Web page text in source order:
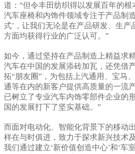
道：“但令丰田纺织得以发展百年的
汽车座椅和内饰件领域专注于产品制
式’，让我们无论是在产品研发、生产
方面均获得行业的广泛认可。”
如今，通过坚持在产品制造上精益求
汽车在中国的发展添砖加瓦，还凭借
拓“朋友圈”，为包括上汽通用、宝马
通等在内的新客户提供高质量的一流
已树立了专业汽车内饰零部件企业的
国的发展打下了坚实基础。”
而面对电动化、智能化背景下的移动
样在与时俱进，致力于探求新兴技术
我们通过建立‘新价值创造中心’和‘车